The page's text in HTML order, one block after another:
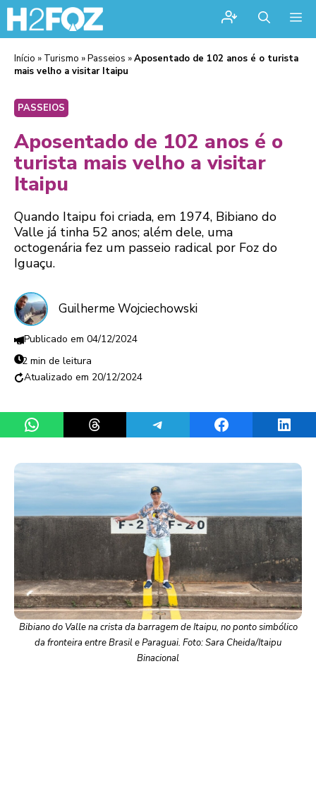
Início » Turismo »Passeios »Aposentado de 102 anos é o turista
mais velho a visitar Itaipu
PASSEIOS
Aposentado de 102 anos é o
turista mais velho a visitar
Itaipu
Quando Itaipu foi criada, em 1974, Bibiano do
Valle já tinha 52 anos; além dele, uma
octogenária fez um passeio radical por Foz do
Iguaçu.
Guilherme Wojciechowski
04/12/2024
2 min de leitura
20/12/2024
Share on WhatsAppShare on ThreadsShare on TelegramShare on Facebook
Bibiano do Valle na crista da barragem de Itaipu, no ponto simbólico
da fronteira entre Brasil e Paraguai. Foto: Sara Cheida/Itaipu
Binacional